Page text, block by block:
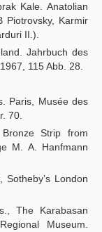
Kale. Anatolian
Karmir
II.).
Jahrbuch des
115 Abb. 28.
Paris, Musée des
70.
Strip from
Μ. A. Hanfmann
London
The Karabasan
Museum.